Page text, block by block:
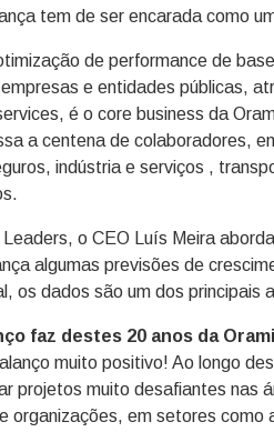
tem de ser encarada como
de performance de
e entidades públicas,
é o core business da
a centena de colaboradores,
indústria e serviços ,
Leaders, o CEO Luís Meira
algumas previsões de
os dados são um dos principais
faz destes 20 anos da
muito positivo! Ao longo
projetos muito desafiantes nas
organizações, em setores como